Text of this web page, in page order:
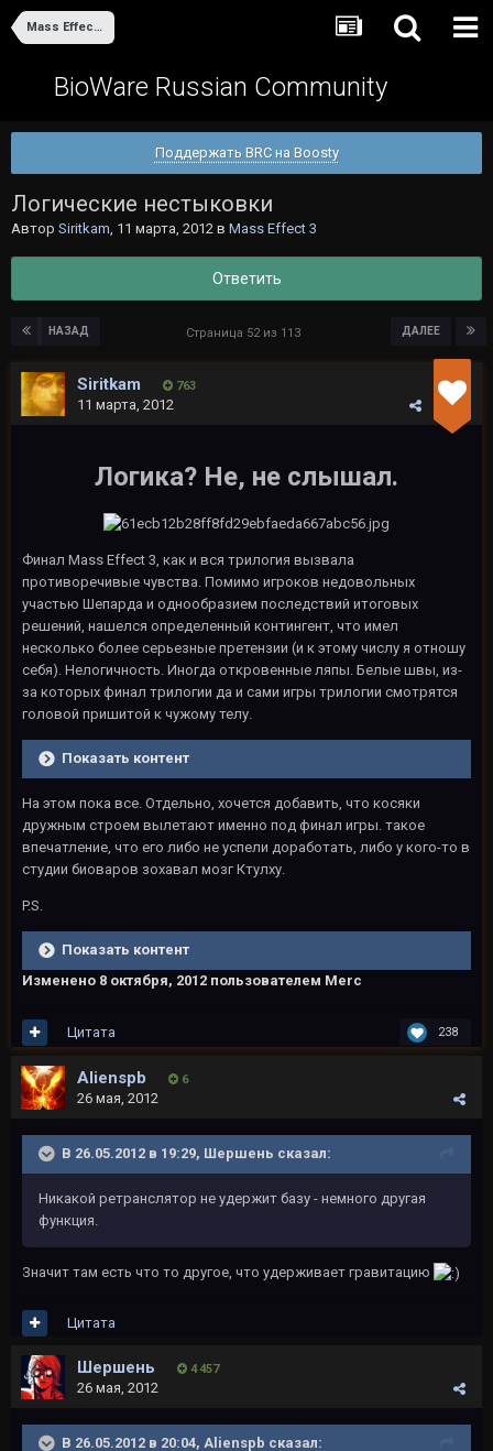
Mass Effect 3
BioWare Russian Community
Поддержать BRC на Boosty
Логические нестыковки
Автор Siritkam, 11 марта, 2012 в Mass Effect 3
Ответить
НАЗАД ДАЛЕЕ
Страница 52 из 113
Siritkam 763
11 марта, 2012
Логика? Не, не слышал.
Финал Mass Effect 3, как и вся трилогия вызвала
противоречивые чувства. Помимо игроков недовольных
участью Шепарда и однообразием последствий итоговых
решений, нашелся определенный контингент, что имел
несколько более серьезные претензии (и к этому числу я отношу
себя). Нелогичность. Иногда откровенные ляпы. Белые швы, из-
за которых финал трилогии да и сами игры трилогии смотрятся
головой пришитой к чужому телу.
Показать контент
На этом пока все. Отдельно, хочется добавить, что косяки
дружным строем вылетают именно под финал игры. такое
впечатление, что его либо не успели доработать, либо у кого-то в
студии биоваров зохавал мозг Ктулху.
P.S.
Показать контент
Изменено 8 октября, 2012 пользователем Merc
238
Цитата
Alienspb 6
26 мая, 2012
В 26.05.2012 в 19:29, Шершень сказал:
Никакой ретранслятор не удержит базу - немного другая
функция.
Значит там есть что то другое, что удерживает гравитацию
Цитата
Шершень 4 457
26 мая, 2012
В 26.05.2012 в 20:04, Alienspb сказал: